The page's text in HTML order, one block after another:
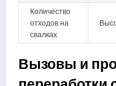
Количество
отходов на
свалках
Вызовы и